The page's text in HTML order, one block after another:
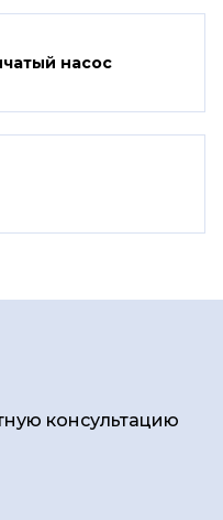
насос
консультацию